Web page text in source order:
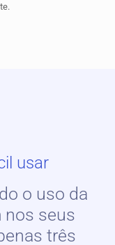
usar
o uso da
nos seus
três